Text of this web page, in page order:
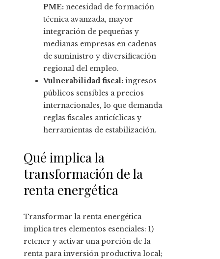
PME: necesidad de formación
técnica avanzada, mayor
integración de pequeñas y
medianas empresas en cadenas
de suministro y diversificación
regional del empleo.
Vulnerabilidad fiscal: ingresos
públicos sensibles a precios
internacionales, lo que demanda
reglas fiscales anticíclicas y
herramientas de estabilización.
Qué implica la
transformación de la
renta energética
Transformar la renta energética
implica tres elementos esenciales: 1)
retener y activar una porción de la
renta para inversión productiva local;